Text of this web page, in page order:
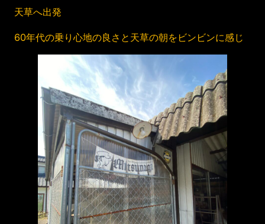
天草へ出発
60年代の乗り心地の良さと天草の朝をビンビンに感じ